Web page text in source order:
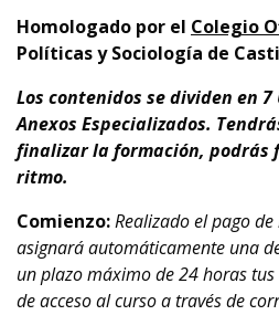
Homologado por el Colegio
Políticas y Sociología de
Los contenidos se dividen en
Anexos Especializados.
finalizar la formación, podrás
ritmo.
Comienzo:Realizado el pago
asignará automáticamente una
un plazo máximo de 24 horas
de acceso al curso a través de